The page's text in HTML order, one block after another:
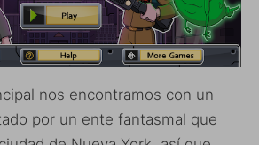
nos encontramos con un
por un ente fantasmal que